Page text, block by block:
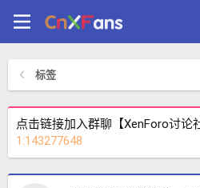
标签
点击链接加入群聊【XenForo讨论
1:143277648